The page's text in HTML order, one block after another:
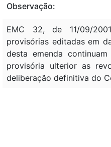
Observação:
EMC 32, de 11/09/
provisórias editadas em
desta emenda
provisória ulterior as
deliberação definitiva do